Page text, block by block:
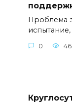
Проблема
0 46